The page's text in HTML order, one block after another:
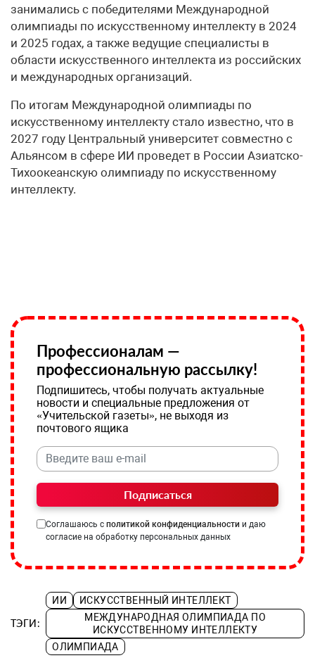
занимались с победителями Международной
олимпиады по искусственному интеллекту в 2024
и 2025 годах, а также ведущие специалисты в
области искусственного интеллекта из российских
и международных организаций.
По итогам Международной олимпиады по
искусственному интеллекту стало известно, что в
2027 году Центральный университет совместно с
Альянсом в сфере ИИ проведет в России Азиатско-
Тихоокеанскую олимпиаду по искусственному
интеллекту.
Профессионалам —
профессиональную рассылку!
Подпишитесь, чтобы получать актуальные
новости и специальные предложения от
«Учительской газеты», не выходя из
почтового ящика
Подписаться
Соглашаюсь с политикой конфиденциальности и даю
согласие на обработку персональных данных
ТЭГИ:
ИИ
ИСКУССТВЕННЫЙ ИНТЕЛЛЕКТ
МЕЖДУНАРОДНАЯ ОЛИМПИАДА ПО
ИСКУССТВЕННОМУ ИНТЕЛЛЕКТУ
ОЛИМПИАДА